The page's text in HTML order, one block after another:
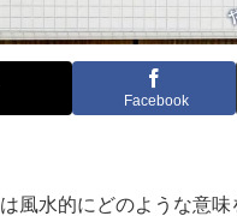
Facebook
は風水的にどのような意味